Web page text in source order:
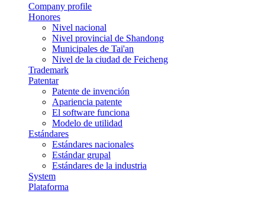
Company profile
Honores
Nivel nacional
Nivel provincial de Shandong
Municipales de Tai'an
Nivel de la ciudad de Feicheng
Trademark
Patentar
Patente de invención
Apariencia patente
El software funciona
Modelo de utilidad
Estándares
Estándares nacionales
Estándar grupal
Estándares de la industria
System
Plataforma